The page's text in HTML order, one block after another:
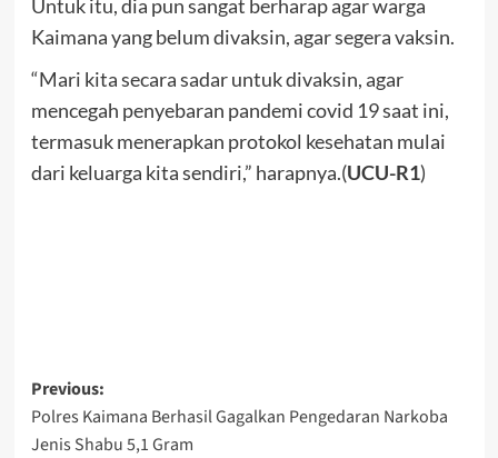
Untuk itu, dia pun sangat berharap agar warga
Kaimana yang belum divaksin, agar segera vaksin.
“Mari kita secara sadar untuk divaksin, agar
mencegah penyebaran pandemi covid 19 saat ini,
termasuk menerapkan protokol kesehatan mulai
dari keluarga kita sendiri,” harapnya.(UCU-R1)
Post
navigation
Previous:
Polres Kaimana Berhasil Gagalkan Pengedaran Narkoba
Jenis Shabu 5,1 Gram